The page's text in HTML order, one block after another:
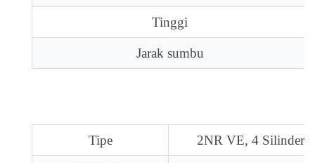
Tinggi
Jarak sumbu
Tipe 2NR VE, 4 Silinder